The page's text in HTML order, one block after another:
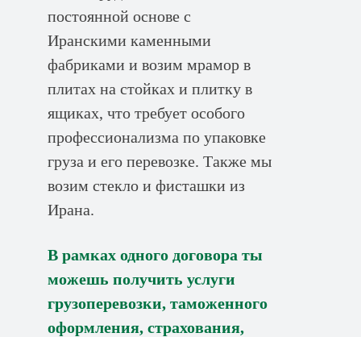
постоянной основе с
Иранскими каменными
фабриками и возим мрамор в
плитах на стойках и плитку в
ящиках, что требует особого
профессионализма по упаковке
груза и его перевозке. Также мы
возим стекло и фисташки из
Ирана.
В рамках одного договора ты
можешь получить услуги
грузоперевозки, таможенного
оформления, страхования,